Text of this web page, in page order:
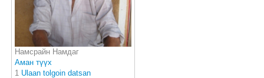
Намсрайн Намдаг
Аман түүх
1 Ulaan tolgoin datsan